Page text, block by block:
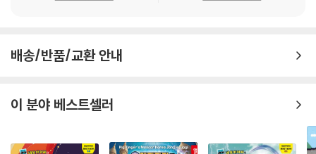
배송/반품/교환 안내
이 분야 베스트셀러